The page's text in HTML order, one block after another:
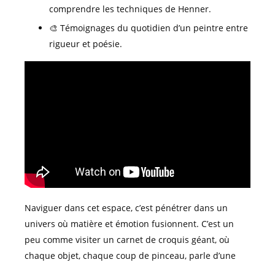
comprendre les techniques de Henner.
🎨 Témoignages du quotidien d’un peintre entre
rigueur et poésie.
Naviguer dans cet espace, c’est pénétrer dans un
univers où matière et émotion fusionnent. C’est un
peu comme visiter un carnet de croquis géant, où
chaque objet, chaque coup de pinceau, parle d’une